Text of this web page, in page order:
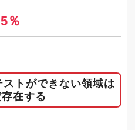
％
トができない領域は
在する